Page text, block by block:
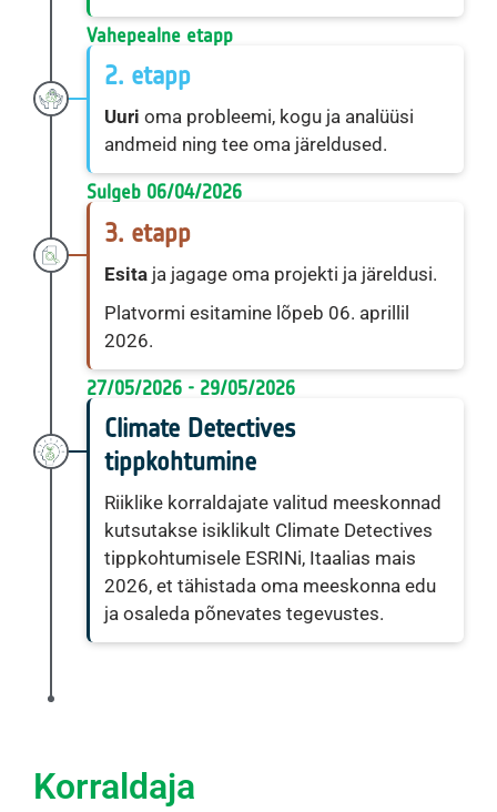
Vahepealne etapp
2. etapp
Uuri oma probleemi, kogu ja analüüsi
andmeid ning tee oma järeldused.
Sulgeb 06/04/2026
3. etapp
Esitaja jagage oma projekti ja järeldusi.
Platvormi esitamine lõpeb 06. aprillil
2026.
27/05/2026 - 29/05/2026
Climate Detectives
tippkohtumine
Riiklike korraldajate valitud meeskonnad
kutsutakse isiklikult Climate Detectives
tippkohtumisele ESRINi, Itaalias mais
2026, et tähistada oma meeskonna edu
ja osaleda põnevates tegevustes.
Korraldaja